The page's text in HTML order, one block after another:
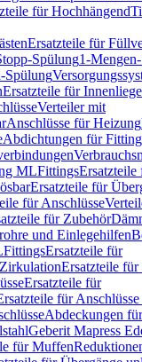
für Hochhängend
Ersatzteile für
Spülung1-
Spülung
Ersatzteile für
Verteiler mit
Anschlüsse für Heizung
Abdichtungen für
MLFittingsErsatzteile
Ersatzteile für
für Anschlüsse
für Zubehör
und Einlegehilfen
FittingsErsatzteile für
Ersatzteile
Ersatzteile für
für
Abdeckungen
Geberit Mapress
für Muffen